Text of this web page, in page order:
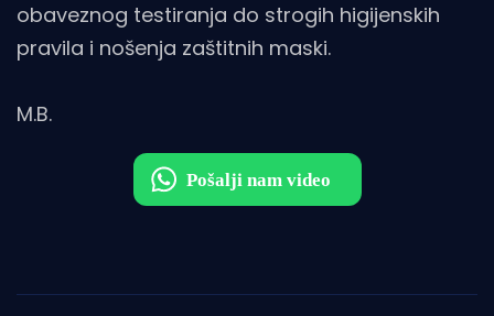
obaveznog testiranja do strogih higijenskih
pravila i nošenja zaštitnih maski.
M.B.